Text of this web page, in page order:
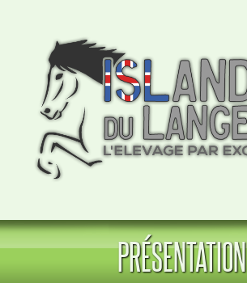
PRÉSENTATION